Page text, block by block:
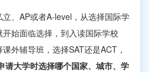
立、AP或者A-level，从选择国际学
始面临选择，到入读国际学校
外辅导班，选择SAT还是ACT，
请大学时选择哪个国家、城市、学